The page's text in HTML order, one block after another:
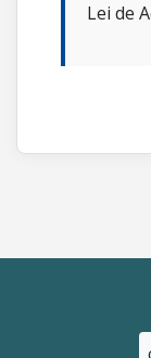
Lei de